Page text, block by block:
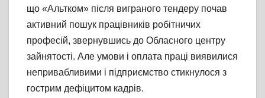
що «Альтком» після виграного тендеру почав
активний пошук працівників робітничих
професій, звернувшись до Обласного центру
зайнятості. Але умови і оплата праці виявилися
непривабливими і підприємство стикнулося з
гострим дефіцитом кадрів.